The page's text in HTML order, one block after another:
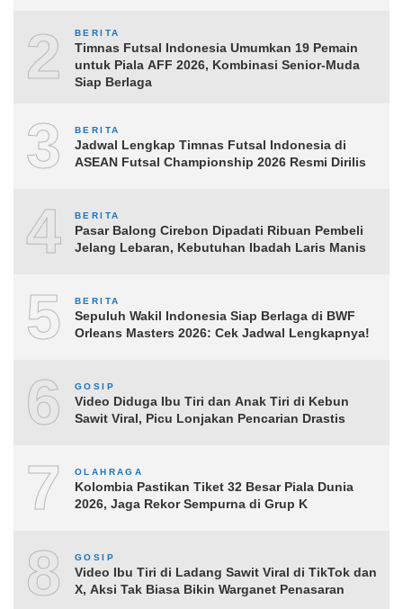
2 BERITA
Timnas Futsal Indonesia Umumkan 19 Pemain
untuk Piala AFF 2026, Kombinasi Senior-Muda
Siap Berlaga
3 BERITA
Jadwal Lengkap Timnas Futsal Indonesia di
ASEAN Futsal Championship 2026 Resmi Dirilis
4 BERITA
Pasar Balong Cirebon Dipadati Ribuan Pembeli
Jelang Lebaran, Kebutuhan Ibadah Laris Manis
5 BERITA
Sepuluh Wakil Indonesia Siap Berlaga di BWF
Orleans Masters 2026: Cek Jadwal Lengkapnya!
6 GOSIP
Video Diduga Ibu Tiri dan Anak Tiri di Kebun
Sawit Viral, Picu Lonjakan Pencarian Drastis
7 OLAHRAGA
Kolombia Pastikan Tiket 32 Besar Piala Dunia
2026, Jaga Rekor Sempurna di Grup K
8 GOSIP
Video Ibu Tiri di Ladang Sawit Viral di TikTok dan
X, Aksi Tak Biasa Bikin Warganet Penasaran